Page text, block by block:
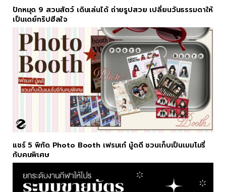
ปักหมุด 9 สวนสัตว์ เดินเล่นได้ ถ่ายรูปสวย เปลี่ยนวันธรรมดาให้
เป็นเดย์ทริปฮีลใจ
แชร์ 5 พิกัด Photo Booth เฟรมเก๋ มู้ดดี ชวนเก็บเป็นเมมโมรี่
กับคนพิเศษ